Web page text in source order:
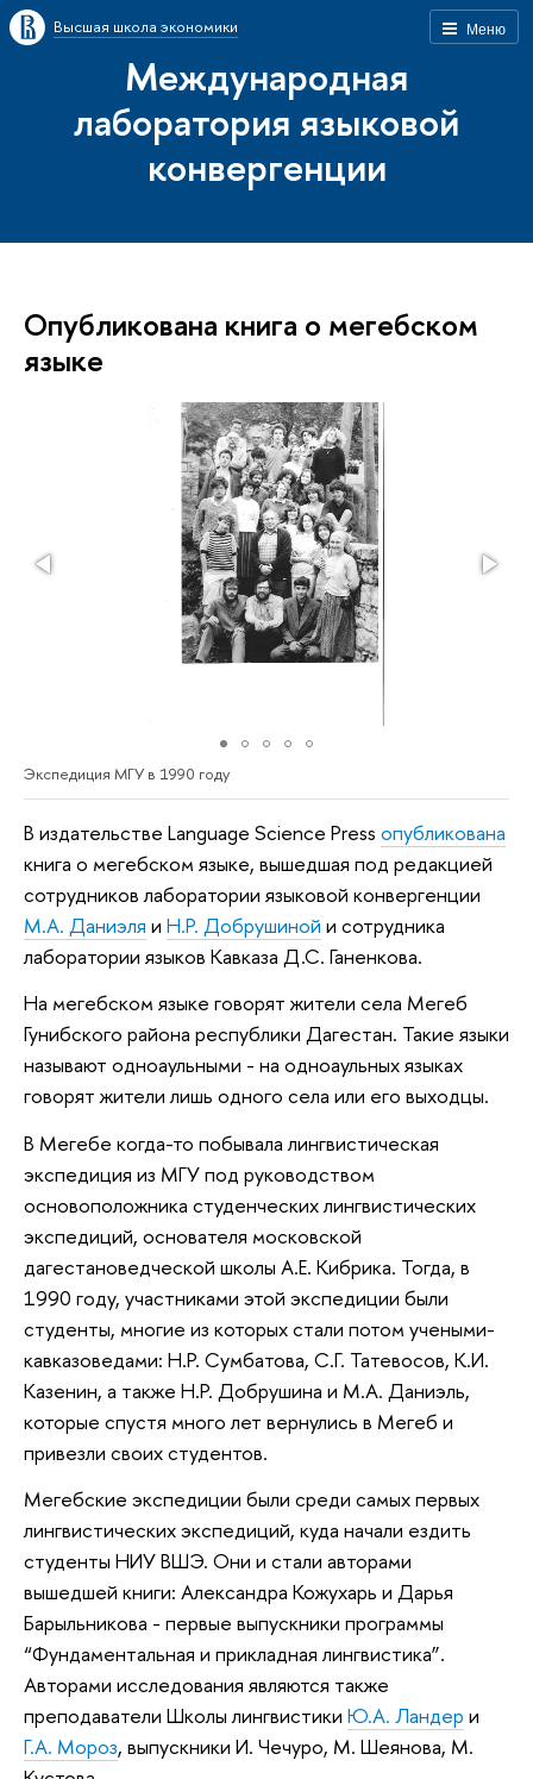
Меню
Высшая школа экономики
Международная
лаборатория языковой
конвергенции
Опубликована книга о мегебском
языке
Экспедиция МГУ в 1990 году
В издательстве Language Science Press опубликована
книга о мегебском языке, вышедшая под редакцией
М.А. Даниэля и Н.Р. Добрушиной и сотрудника
лаборатории языков Кавказа Д.С. Ганенкова.
На мегебском языке говорят жители села Мегеб
Гунибского района республики Дагестан. Такие языки
называют одноаульными - на одноаульных языках
говорят жители лишь одного села или его выходцы.
В Мегебе когда-то побывала лингвистическая
экспедиция из МГУ под руководством
основоположника студенческих лингвистических
экспедиций, основателя московской
дагестановедческой школы А.Е. Кибрика. Тогда, в
1990 году, участниками этой экспедиции были
студенты, многие из которых стали потом учеными-
кавказоведами: Н.Р. Сумбатова, С.Г. Татевосов, К.И.
Казенин, а также Н.Р. Добрушина и М.А. Даниэль,
которые спустя много лет вернулись в Мегеб и
привезли своих студентов.
Мегебские экспедиции были среди самых первых
лингвистических экспедиций, куда начали ездить
студенты НИУ ВШЭ. Они и стали авторами
вышедшей книги: Александра Кожухарь и Дарья
Барыльникова - первые выпускники программы
“Фундаментальная и прикладная лингвистика”.
Авторами исследования являются также
преподаватели Школы лингвистики Ю.А. Ландер
Г.А. Мороз, выпускники И. Чечуро, М. Шеянова, М.